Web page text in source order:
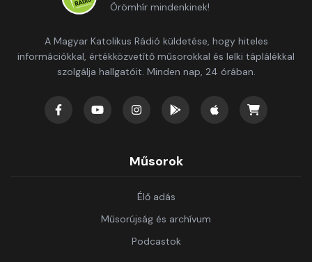
Örömhír mindenkinek!
A Magyar Katolikus Rádió küldetése, hogy hiteles
információkkal, értékközvetítő műsorokkal és lelki táplálékkal
szolgálja hallgatóit. Minden nap, 24 órában.
Műsorok
Élő adás
Műsorújság és archívum
Podcastok